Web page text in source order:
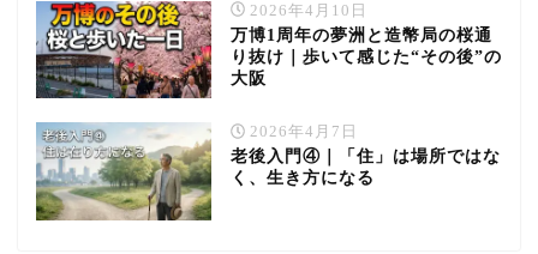
2026年4月10日
万博1周年の夢洲と造幣局の桜通
り抜け｜歩いて感じた“その後”の
大阪
2026年4月7日
老後入門④｜「住」は場所ではな
く、生き方になる